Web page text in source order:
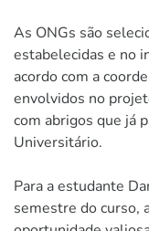
As ONGs são
estabelecidas e no
acordo com a
envolvidos no
com abrigos que já
Universitário.
Para a estudante
semestre do curso,